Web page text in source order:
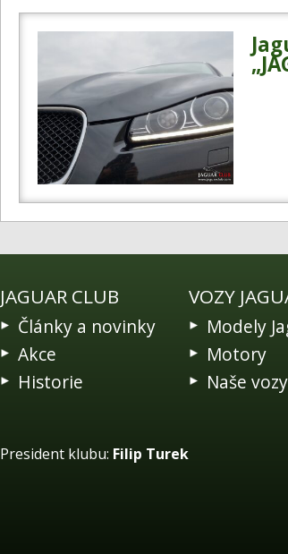
JAGUAR CLUB
Články a novinky
Akce
Historie
VOZY
Modely
Motory
Naše vozy
President klubu: Filip Turek